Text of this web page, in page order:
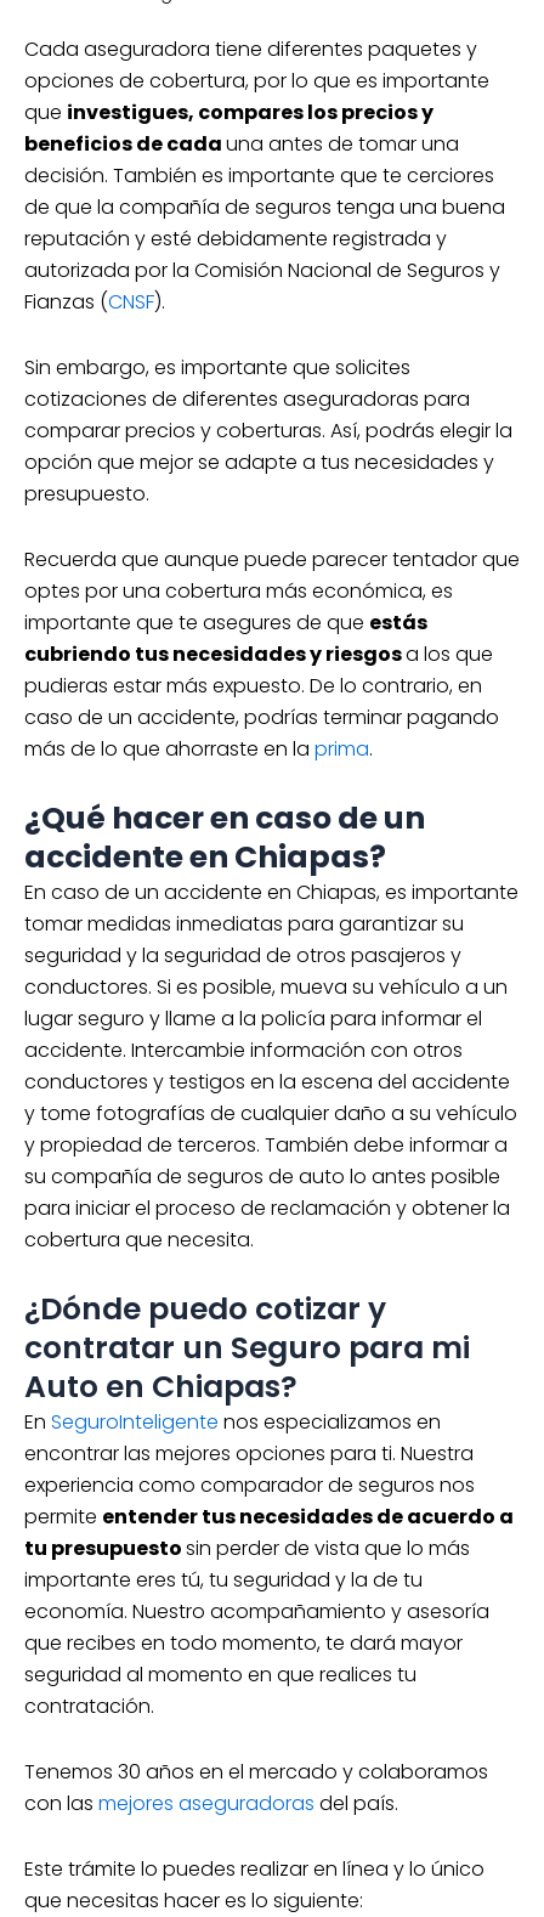
Cada aseguradora tiene diferentes paquetes y
opciones de cobertura, por lo que es importante
que investigues, compares los precios y
beneficios de cadauna antes de tomar una
decisión. También es importante que te cerciores
de que la compañía de seguros tenga una buena
reputación y esté debidamente registrada y
autorizada por la Comisión Nacional de Seguros y
Fianzas (CNSF).
Sin embargo, es importante que solicites
cotizaciones de diferentes aseguradoras para
comparar precios y coberturas. Así, podrás elegir la
opción que mejor se adapte a tus necesidades y
presupuesto.
Recuerda que aunque puede parecer tentador que
optes por una cobertura más económica, es
importante que te asegures de que estás
cubriendo tus necesidades y riesgosa los que
pudieras estar más expuesto. De lo contrario, en
caso de un accidente, podrías terminar pagando
más de lo que ahorraste en la prima.
¿Qué hacer en caso de un
accidente en Chiapas?
En caso de un accidente en Chiapas, es importante
tomar medidas inmediatas para garantizar su
seguridad y la seguridad de otros pasajeros y
conductores. Si es posible, mueva su vehículo a un
lugar seguro y llame a la policía para informar el
accidente. Intercambie información con otros
conductores y testigos en la escena del accidente
y tome fotografías de cualquier daño a su vehículo
y propiedad de terceros. También debe informar a
su compañía de seguros de auto lo antes posible
para iniciar el proceso de reclamación y obtener la
cobertura que necesita.
¿Dónde puedo cotizar y
contratar un Seguro para mi
Auto en Chiapas?
En SeguroInteligente nos especializamos en
encontrar las mejores opciones para ti. Nuestra
experiencia como comparador de seguros nos
permite entender tus necesidades de acuerdo a
tu presupuestosin perder de vista que lo más
importante eres tú, tu seguridad y la de tu
economía. Nuestro acompañamiento y asesoría
que recibes en todo momento, te dará mayor
seguridad al momento en que realices tu
contratación.
Tenemos 30 años en el mercado y colaboramos
con las mejores aseguradoras del país.
Este trámite lo puedes realizar en línea y lo único
que necesitas hacer es lo siguiente: